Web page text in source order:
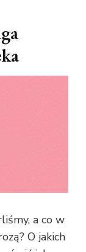
a co w
O jakich